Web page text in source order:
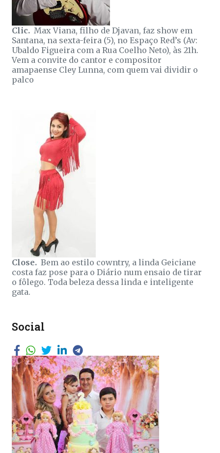
Clic. Max Viana, filho de Djavan, faz show em
Santana, na sexta-feira (5), no Espaço Red’s (Av:
Ubaldo Figueira com a Rua Coelho Neto), às 21h.
Vem a convite do cantor e compositor
amapaense Cley Lunna, com quem vai dividir o
palco
Close. Bem ao estilo cowntry, a linda Geiciane
costa faz pose para o Diário num ensaio de tirar
o fôlego. Toda beleza dessa linda e inteligente
gata.
Social